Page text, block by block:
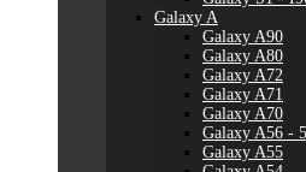
Galaxy A
Galaxy A90
Galaxy A80
Galaxy A72
Galaxy A71
Galaxy A70
Galaxy A56 -
Galaxy A55